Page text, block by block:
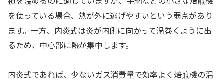
を使っている場合、熱が外に逃げやすいという弱点があり
ます。一方、内炎式は炎が内側に向かって渦巻くように出
るため、中心部に熱が集中します。
内炎式であれば、少ないガス消費量で効率よく焙煎機の温